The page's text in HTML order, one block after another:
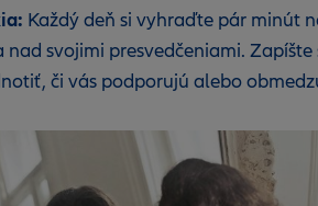
Každý deň si vyhraďte pár minút
nad svojimi presvedčeniami. Zapíšte
či vás podporujú alebo